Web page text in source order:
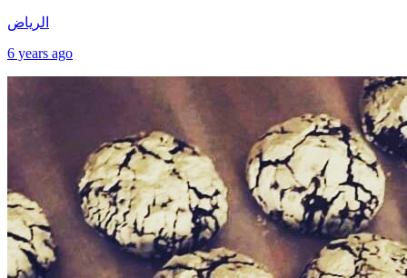
الرياض
6 years ago